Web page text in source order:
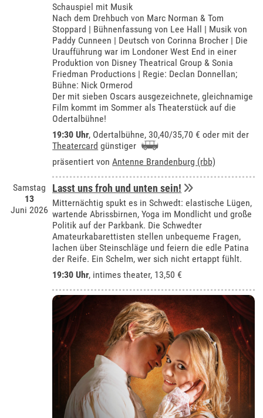
Schauspiel mit Musik
Nach dem Drehbuch von Marc Norman & Tom
Stoppard | Bühnenfassung von Lee Hall | Musik von
Paddy Cunneen | Deutsch von Corinna Brocher | Die
Uraufführung war im Londoner West End in einer
Produktion von Disney Theatrical Group & Sonia
Friedman Productions | Regie: Declan Donnellan;
Bühne: Nick Ormerod
Der mit sieben Oscars ausgezeichnete, gleichnamige
Film kommt im Sommer als Theaterstück auf die
Odertalbühne!
19:30 Uhr, Odertalbühne, 30,40/35,70 € oder mit der
Theatercard günstiger
präsentiert vonAntenne Brandenburg (rbb)
Samstag
13
Juni 2026
Lasst uns froh und unten sein!
Mitternächtig spukt es in Schwedt: elastische Lügen,
wartende Abrissbirnen, Yoga im Mondlicht und große
Politik auf der Parkbank. Die Schwedter
Amateurkabarettisten stellen unbequeme Fragen,
lachen über Steinschläge und feiern die edle Patina
der Reife. Ein Schelm, wer sich nicht ertappt fühlt.
19:30 Uhr, intimes theater, 13,50 €